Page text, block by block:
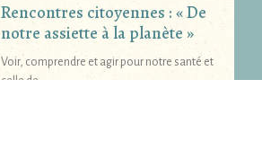
Rencontres citoyennes : « De
notre assiette à la planète »
Voir, comprendre et agir pour notre santé et
celle de